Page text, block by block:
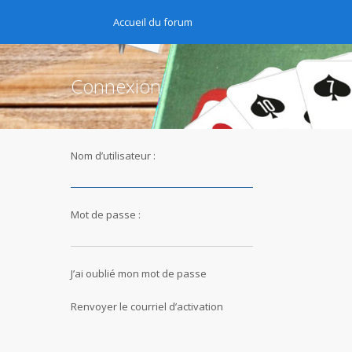
Accueil du forum
Connexion
Nom d’utilisateur :
Mot de passe :
J’ai oublié mon mot de passe
Renvoyer le courriel d’activation